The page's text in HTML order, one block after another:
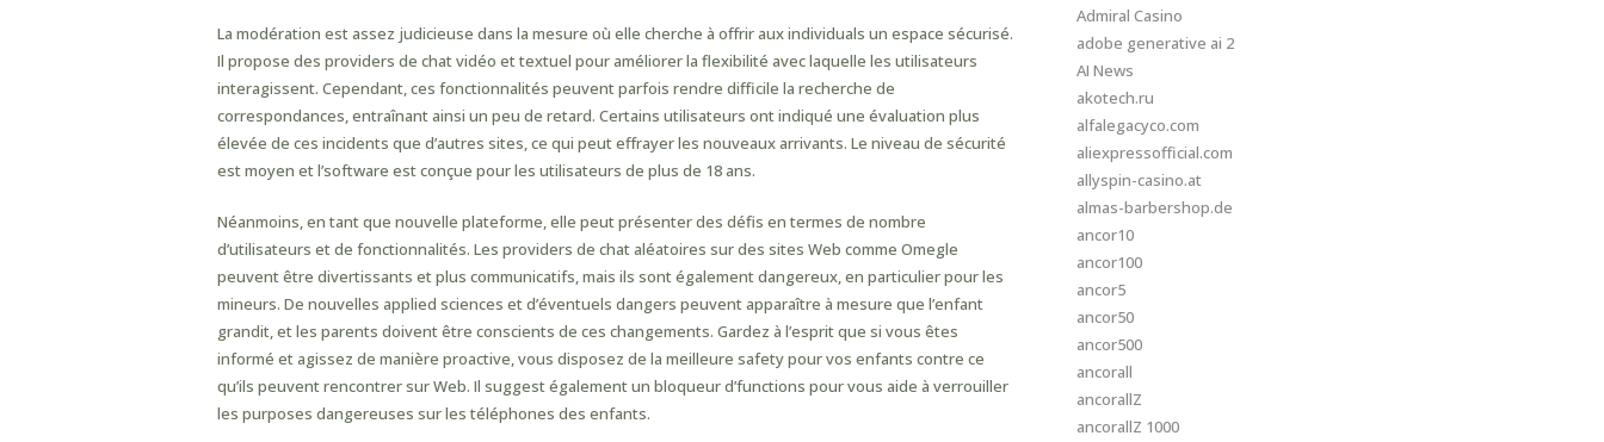
La modération est assez judicieuse dans la mesure où elle cherche à offrir aux individuals un espace sécurisé.
Il propose des providers de chat vidéo et textuel pour améliorer la flexibilité avec laquelle les utilisateurs
interagissent. Cependant, ces fonctionnalités peuvent parfois rendre difficile la recherche de
correspondances, entraînant ainsi un peu de retard. Certains utilisateurs ont indiqué une évaluation plus
élevée de ces incidents que d’autres sites, ce qui peut effrayer les nouveaux arrivants. Le niveau de sécurité
est moyen et l’software est conçue pour les utilisateurs de plus de 18 ans.
Néanmoins, en tant que nouvelle plateforme, elle peut présenter des défis en termes de nombre
d’utilisateurs et de fonctionnalités. Les providers de chat aléatoires sur des sites Web comme Omegle
peuvent être divertissants et plus communicatifs, mais ils sont également dangereux, en particulier pour les
mineurs. De nouvelles applied sciences et d’éventuels dangers peuvent apparaître à mesure que l’enfant
grandit, et les parents doivent être conscients de ces changements. Gardez à l’esprit que si vous êtes
informé et agissez de manière proactive, vous disposez de la meilleure safety pour vos enfants contre ce
qu’ils peuvent rencontrer sur Web. Il suggest également un bloqueur d’functions pour vous aide à verrouiller
les purposes dangereuses sur les téléphones des enfants.
Admiral Casino
adobe generative ai 2
AI News
akotech.ru
alfalegacyco.com
aliexpressofficial.com
allyspin-casino.at
almas-barbershop.de
ancor10
ancor100
ancor5
ancor50
ancor500
ancorall
ancorallZ
ancorallZ 1000